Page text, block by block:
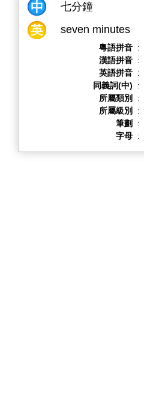
七分鐘
seven minutes
粵語拼音 :
漢語拼音 :
英語拼音 :
同義詞(中)
:
所屬類別
:
所屬級別
:
筆劃
:
字母 :